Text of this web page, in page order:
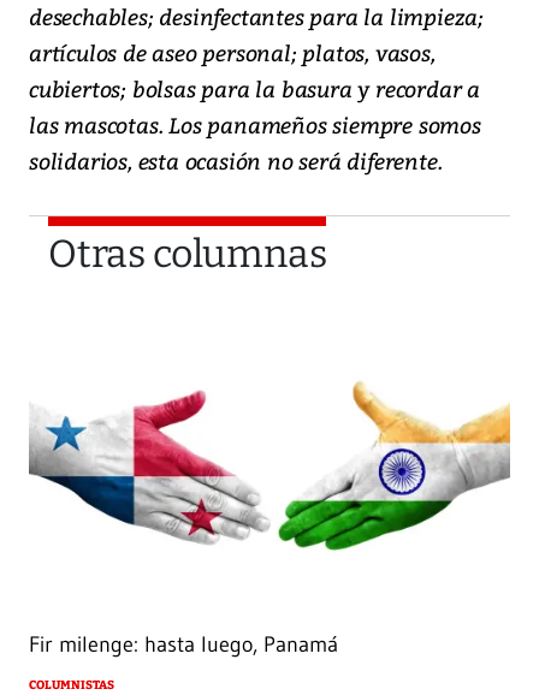
desechables; desinfectantes para la limpieza;
artículos de aseo personal; platos, vasos,
cubiertos; bolsas para la basura y recordar a
las mascotas. Los panameños siempre somos
solidarios, esta ocasión no será diferente.
Otras columnas
Fir milenge: hasta luego, Panamá
COLUMNISTAS